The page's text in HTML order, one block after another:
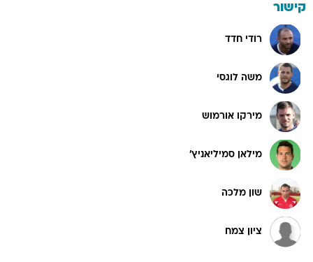
קישור
רודי חדד
משה לוגסי
מירקו אורמוש
מילאן סמיליאניץ'
שון מלכה
ציון צמח